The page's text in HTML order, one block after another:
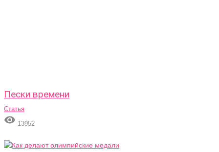
Пески времени
Статья
 13952